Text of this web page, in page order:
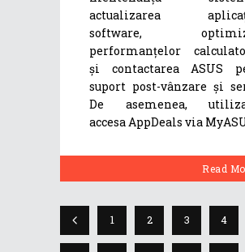
actualizarea
software,
performanțelor
și contactarea ASUS
suport post-vânzare și
De asemenea,
accesa AppDeals via
Read
1 2 3 4